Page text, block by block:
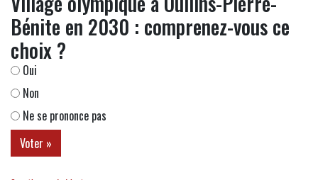
Bénite en 2030 : comprenez-vous ce
choix ?
Oui
Non
Ne se prononce pas